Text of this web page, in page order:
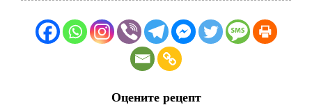
Оцените рецепт